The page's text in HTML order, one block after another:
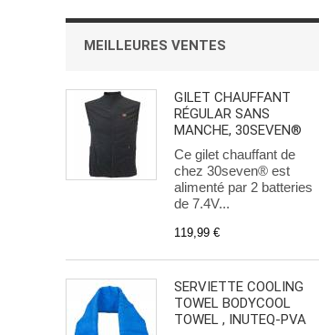
MEILLEURES VENTES
GILET CHAUFFANT
RÉGULAR SANS
MANCHE, 30SEVEN®
Ce gilet chauffant de
chez 30seven® est
alimenté par 2 batteries
de 7.4V...
119,99 €
SERVIETTE COOLING
TOWEL BODYCOOL
TOWEL , INUTEQ-PVA